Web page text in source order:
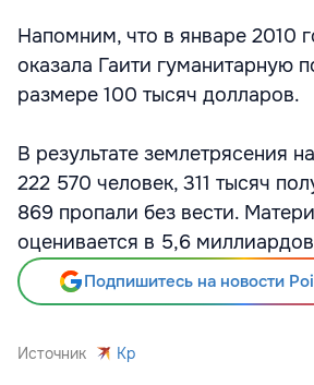
Напомним, что в январе 2010
оказала Гаити гуманитарную
размере 100 тысяч долларов.
В результате землетрясения
222 570 человек, 311 тысяч
869 пропали без вести.
оценивается в 5,6
Подпишитесь на новости
Источник Kp